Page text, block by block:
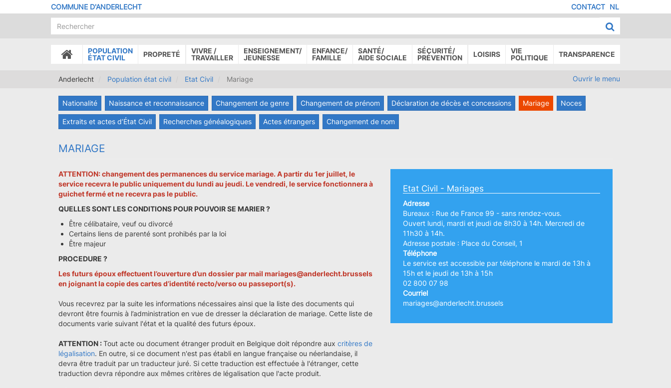
au
COMMUNE D'ANDERLECHT NL
MENU
DE
PAGE
CONTACT
ACCUEIL
POPULATION
ÉTAT CIVIL
PROPRETÉ
VIVRE /
TRAVAILLER
ENSEIGNEMENT/
JEUNESSE
ENFANCE/
FAMILLE
SANTÉ/
AIDE SOCIALE
SÉCURITÉ/
PRÉVENTION
LOISIRS
VIE
POLITIQUE
TRANSPARENCE
Anderlecht Population état civil Etat Civil Mariage Ouvrir le menu
Nationalité Naissance et reconnaissance Changement de genre Changement de prénom Déclaration de décès et concessions Mariage Noces
Extraits et actes d’État Civil Recherches généalogiques Actes étrangers Changement de nom
MARIAGE
Etat Civil - Mariages
Adresse
Bureaux : Rue de France 99 - sans rendez-vous.
Ouvert lundi, mardi et jeudi de 8h30 à 14h. Mercredi de
11h30 à 14h.
Adresse postale : Place du Conseil, 1
Téléphone
Le service est accessible par téléphone le mardi de 13h à
15h et le jeudi de 13h à 15h
02 800 07 98
Courriel
mariages@anderlecht.brussels
ATTENTION: changement des permanences du service mariage. A partir du 1er juillet, le
service recevra le public uniquement du lundi au jeudi. Le vendredi, le service fonctionnera à
guichet fermé et ne recevra pas le public.
QUELLES SONT LES CONDITIONS POUR POUVOIR SE MARIER ?
Être célibataire, veuf ou divorcé
Certains liens de parenté sont prohibés par la loi
Être majeur
PROCEDURE ?
Les futurs époux effectuent l’ouverture d’un dossier par mail mariages@anderlecht.brussels
en joignant la copie des cartes d’identité recto/verso ou passeport(s).
Vous recevrez par la suite les informations nécessaires ainsi que la liste des documents qui
devront être fournis à l’administration en vue de dresser la déclaration de mariage. Cette liste de
documents varie suivant l'état et la qualité des futurs époux.
ATTENTION :Tout acte ou document étranger produit en Belgique doit répondre aux critères de
légalisation. En outre, si ce document n'est pas établi en langue française ou néerlandaise, il
devra être traduit par un traducteur juré. Si cette traduction est effectuée à l'étranger, cette
traduction devra répondre aux mêmes critères de légalisation que l'acte produit.